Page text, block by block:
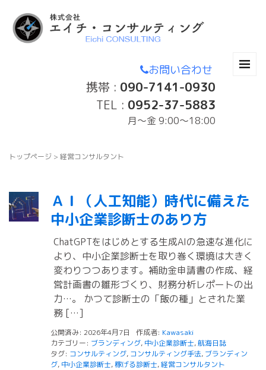
お問い合わせ
携帯 : 090-7141-0930
TEL : 0952-37-5883
月〜金 9:00～18:00
トップページ > 経営コンサルタント
ＡＩ（人工知能）時代に備えた
中小企業診断士のあり方
ChatGPTをはじめとする生成AIの急速な進化に
より、中小企業診断士を取り巻く環境は大きく
変わりつつあります。補助金申請書の作成、経
営計画書の雛形づくり、財務分析レポートの出
力…。 かつて診断士の「飯の種」とされた業
務 […]
公開済み: 2026年4月7日 作成者: Kawasaki
カテゴリー: ブランディング, 中小企業診断士,航海日誌
タグ: コンサルティング, コンサルティング手法, ブランディン
グ, 中小企業診断士,稼げる診断士,経営コンサルタント